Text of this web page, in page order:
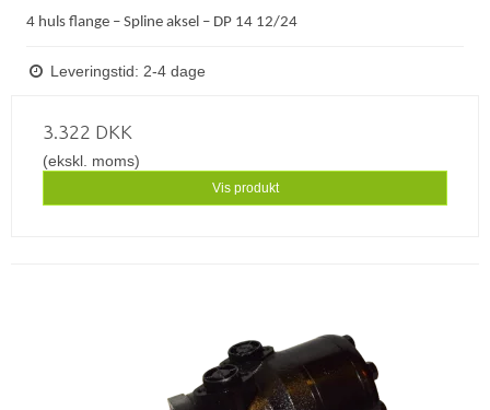
4 huls flange – Spline aksel – DP 14 12/24
Leveringstid: 2-4 dage
3.322 DKK
(ekskl. moms)
Vis produkt